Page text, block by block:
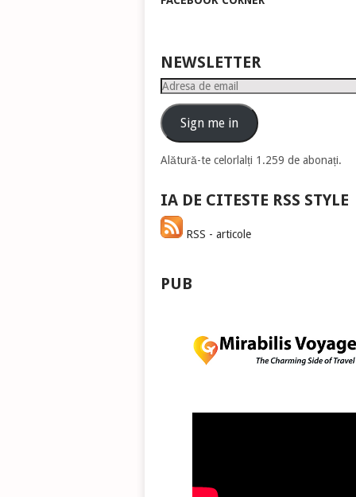
NEWSLETTER
Adresa
emailSign me in
Alătură-te celorlalți 1.259 de abonați.
IA DE CITESTE RSS STYLE
RSS - articole
PUB